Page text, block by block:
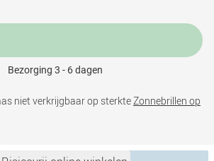
Bezorging 3 - 6 dagen
niet verkrijgbaar op sterkteZonnebrillen op